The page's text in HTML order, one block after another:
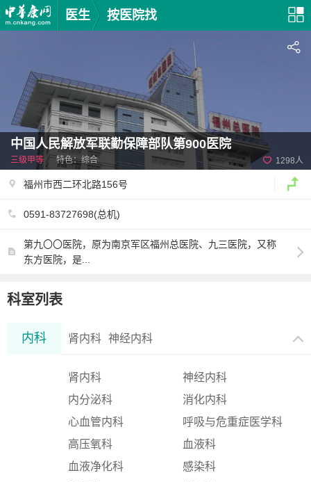
医生 按医院找
1298人
中国人民解放军联勤保障部队第900医院
三级甲等 特色：综合
福州市西二环北路156号
0591-83727698(总机)
第九〇〇医院，原为南京军区福州总医院、九三医院，又称
东方医院，是...
科室列表
内科 肾内科 神经内科
肾内科
神经内科
内分泌科
消化内科
心血管内科
呼吸与危重症医学科
高压氧科
血液科
血液净化科
感染科